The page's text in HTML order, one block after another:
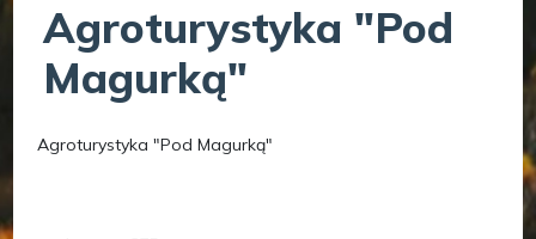
Agroturystyka "Pod
Magurką"
Agroturystyka "Pod Magurką"